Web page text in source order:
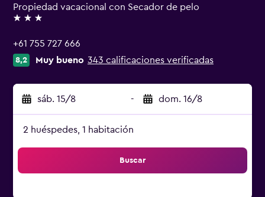
Propiedad vacacional con Secador de pelo
3 estrellas
+61 755 727 666
8,2 Muy bueno 343 calificaciones verificadas
sáb. 15/8 - dom. 16/8
2 huéspedes, 1 habitación
Buscar